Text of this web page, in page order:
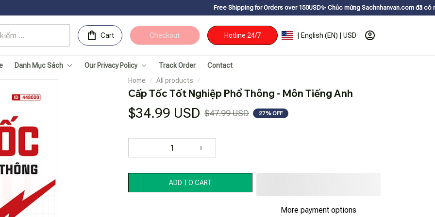
Free Shipping for Orders over 150USDㅤ✨ Chúc mừng Sachnhanvan.com đã có mặt hơn 200
Cart Checkout Hotline 24/7 | English (EN) | USD
Danh Mục Sách Our Privacy Policy Track Order
Contact
Home
All products
Cấp Tốc Tốt Nghiệp Phổ Thông - Môn Tiếng Anh
$34.99 USD $47.99 USD 27% OFF
ADD TO CART
More payment options